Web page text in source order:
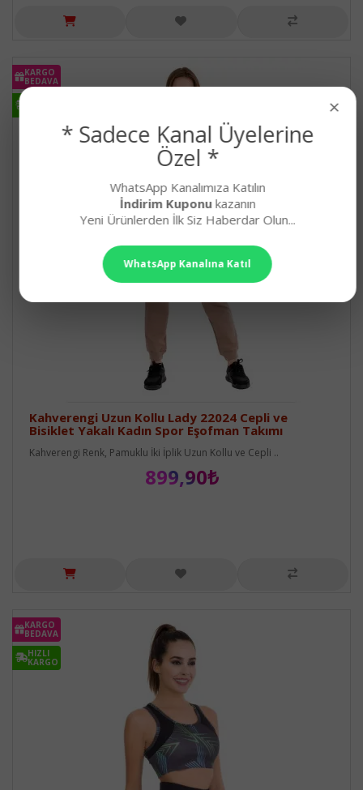
KARGO
BEDAVA
Kahverengi Uzun Kollu Lady 22024 Cepli ve
Bisiklet Yakalı Kadın Spor Eşofman Takımı
Kahverengi Renk, Pamuklu İki İplik Uzun Kollu ve Cepli ..
899,90₺
KARGO
BEDAVA
HIZLI
KARGO
×
* Sadece Kanal Üyelerine
Özel *
WhatsApp Kanalımıza Katılın
İndirim Kuponukazanın
Yeni Ürünlerden İlk Siz Haberdar Olun...
WhatsApp Kanalına Katıl